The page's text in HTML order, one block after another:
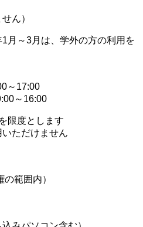
ん）
月～3月は、学外の方の利用を
～17:00
～16:00
限度とします
ただけません
範囲内）